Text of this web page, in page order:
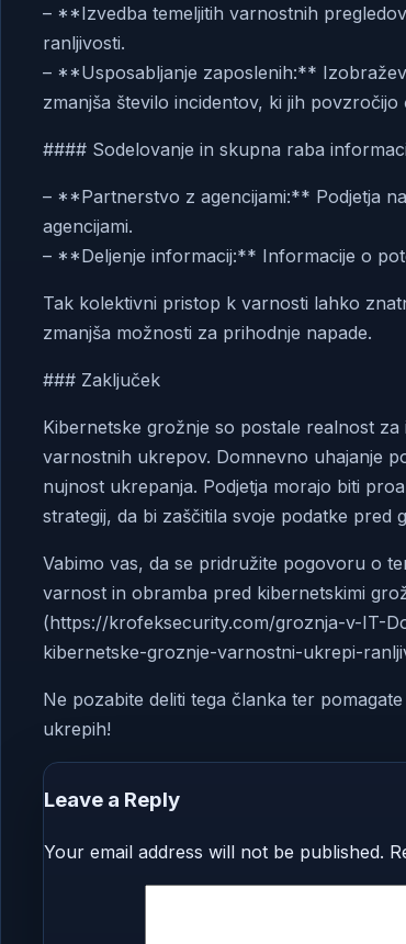
– **Izvedba temeljitih varnostnih
ranljivosti.
– **Usposabljanje zaposlenih:**
zmanjša število incidentov, ki jih povzročijo
#### Sodelovanje in skupna raba
– **Partnerstvo z agencijami:** Podjetja
agencijami.
– **Deljenje informacij:** Informacije o
Tak kolektivni pristop k varnosti lahko
zmanjša možnosti za prihodnje napade.
### Zaključek
Kibernetske grožnje so postale realnost
varnostnih ukrepov. Domnevno uhajanje
nujnost ukrepanja. Podjetja morajo biti
strategij, da bi zaščitila svoje podatke pred
Vabimo vas, da se pridružite pogovoru o
varnost in obramba pred kibernetskimi
(https://krofeksecurity.com/groznja-v-IT-
kibernetske-groznje-varnostni-ukrepi-
Ne pozabite deliti tega članka ter
ukrepih!
Leave a Reply
Your email address will not be published.